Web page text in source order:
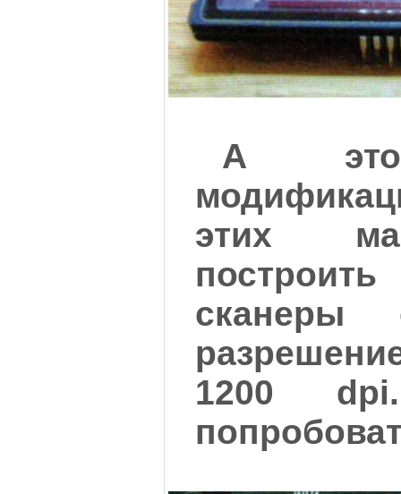
А это
этих
сканеры
1200